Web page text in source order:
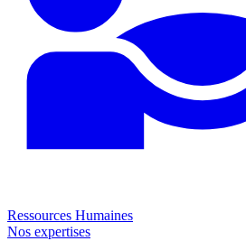
Ressources Humaines
Nos expertises